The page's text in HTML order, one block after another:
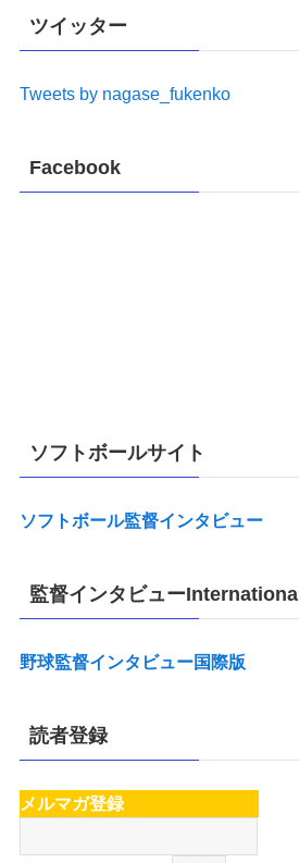
ツイッター
Tweets by nagase_fukenko
Facebook
ソフトボールサイト
ソフトボール監督インタビュー
監督インタビューInternational
野球監督インタビュー国際版
読者登録
メルマガ登録